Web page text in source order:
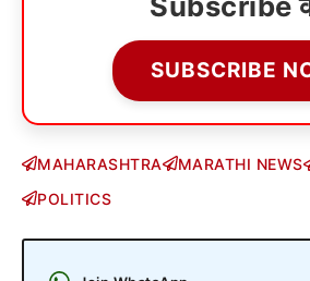
SUBSCRIBE
MAHARASHTRA MARATHI NEWS
POLITICS